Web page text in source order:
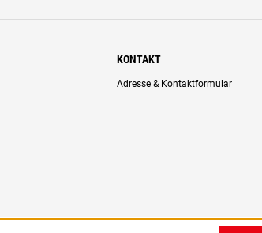
KONTAKT
Adresse & Kontaktformular